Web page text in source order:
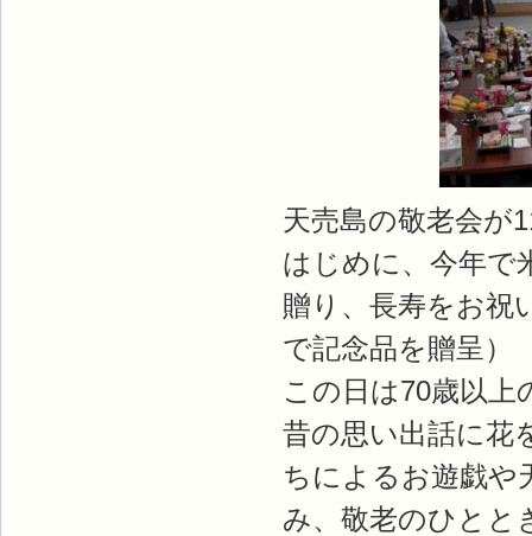
天売島の敬老会が
はじめに、今年で
贈り、長寿をお祝
で記念品を贈呈）
この日は70歳以上
昔の思い出話に花
ちによるお遊戯や
み、敬老のひとと